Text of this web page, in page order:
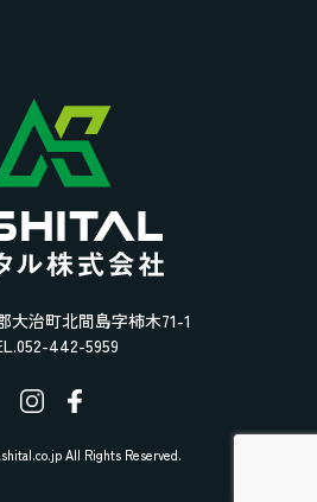
大治町北間島字柿木71-1
442-5959
All Rights Reserved.